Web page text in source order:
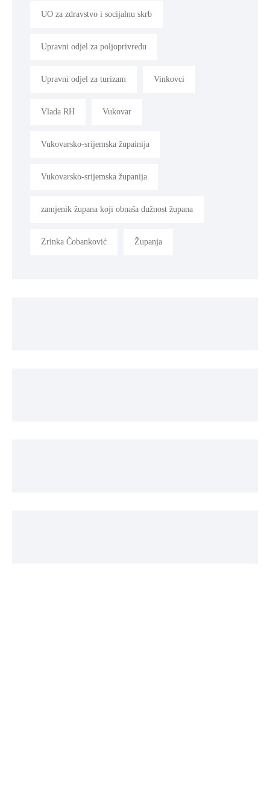
UO za zdravstvo i socijalnu skrb
Upravni odjel za poljoprivredu
Upravni odjel za turizam Vinkovci
Vlada RH Vukovar
Vukovarsko-srijemska župainija
Vukovarsko-srijemska županija
zamjenik župana koji obnaša dužnost župana
Zrinka Čobanković Županja